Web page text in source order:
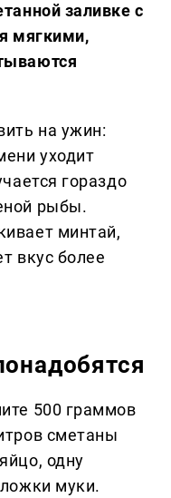
заливке с
мягкими,
на ужин:
уходит
гораздо
рыбы.
минтай,
вкус более
500 граммов
сметаны
одну
муки.